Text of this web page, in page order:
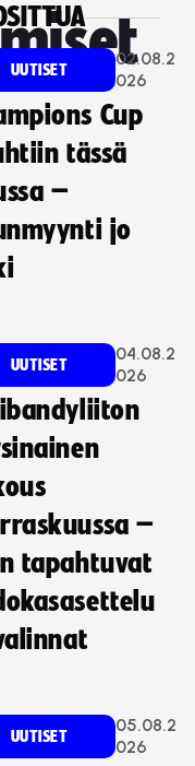
UUTISET
02.08.2
026
Cup
tässä
–
jo
UUTISET
04.08.2
026
–
tapahtuvat
UUTISET
05.08.2
026